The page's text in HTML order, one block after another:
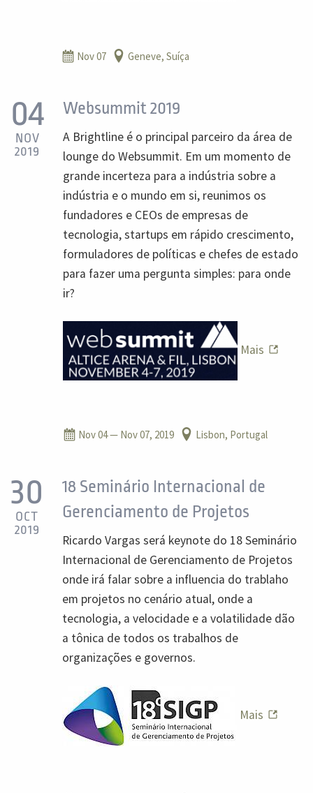
Nov 07 Geneve, Suíça
04
NOV
2019
Websummit 2019
A Brightline é o principal parceiro da área de
lounge do Websummit. Em um momento de
grande incerteza para a indústria sobre a
indústria e o mundo em si, reunimos os
fundadores e CEOs de empresas de
tecnologia, startups em rápido crescimento,
formuladores de políticas e chefes de estado
para fazer uma pergunta simples: para onde
ir?
Mais
Nov 04— Nov 07, 2019 Lisbon, Portugal
30
OCT
2019
18 Seminário Internacional de
Gerenciamento de Projetos
Ricardo Vargas será keynote do 18 Seminário
Internacional de Gerenciamento de Projetos
onde irá falar sobre a influencia do trablaho
em projetos no cenário atual, onde a
tecnologia, a velocidade e a volatilidade dão
a tônica de todos os trabalhos de
organizações e governos.
Mais